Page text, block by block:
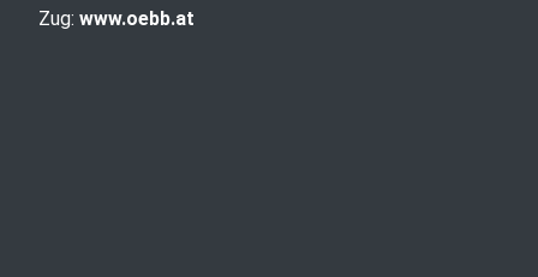
Zug: www.oebb.at